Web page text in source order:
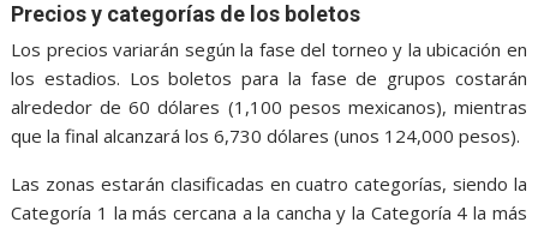
Precios y categorías de los boletos
Los precios variarán según la fase del torneo y la ubicación en
los estadios. Los boletos para la fase de grupos costarán
alrededor de 60 dólares (1,100 pesos mexicanos), mientras
que la final alcanzará los 6,730 dólares (unos 124,000 pesos).
Las zonas estarán clasificadas en cuatro categorías, siendo la
Categoría 1 la más cercana a la cancha y la Categoría 4 la más